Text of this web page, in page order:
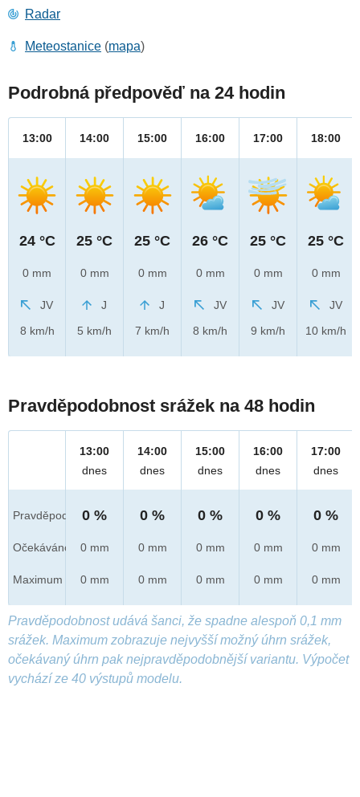
Radar
Meteostanice (mapa)
Podrobná předpověď na 24 hodin
13:00
24 °C
0 mm
JV
8 km/h
14:00
25 °C
0 mm
J
5 km/h
15:00
25 °C
0 mm
J
7 km/h
16:00
26 °C
0 mm
JV
8 km/h
17:00
25 °C
0 mm
JV
9 km/h
18:00
25 °C
0 mm
JV
10 km/h
Pravděpodobnost srážek na 48 hodin
Pravděpod.
Očekáváno
Maximum
13:00
dnes
0 %
0 mm
0 mm
14:00
dnes
0 %
0 mm
0 mm
15:00
dnes
0 %
0 mm
0 mm
16:00
dnes
0 %
0 mm
0 mm
17:00
dnes
0 %
0 mm
0 mm
Pravděpodobnost udává šanci, že spadne alespoň 0,1 mm
srážek. Maximum zobrazuje nejvyšší možný úhrn srážek,
očekávaný úhrn pak nejpravděpodobnější variantu. Výpočet
vychází ze 40 výstupů modelu.